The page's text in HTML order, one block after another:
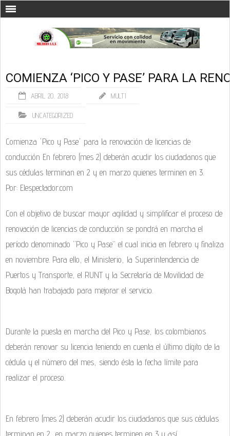
COMIENZA ‘PICO Y PASE’ PARA LA
ABRIL 20, 2018 MULTI
UNCATEGORIZED
Comienza 'Pico y Pase' para la renovación de licencias de
conducción En febrero (mes 2) deberán acudir los ciudadanos que
sus cédulas terminan en 2 y en marzo quienes terminen en 3.
Por: Elespectador.com
Con el objetivo de buscar mayor agilidad y simplificar el proceso de
renovación de licencias de conducción se pondrá en marcha el
período denominado “Pico y Pase” el cual inicia en febrero y finaliza
en noviembre. Para ello, el Ministerio, la Superintendencia de
Puertos y Transporte, el RUNT y la Secretaría de Movilidad de
Bogotá han trabajado para mejorar el servicio.
Durante la puesta en marcha del Pico y Pase, los colombianos
deberán renovar su licencia teniendo en cuenta el último dígito de la
cédula y el número del mes, siendo ésta la fecha límite para
realizar el proceso.
En febrero (mes 2) deberán acudir los ciudadanos que sus cédulas
terminan en 2, en marzo quienes terminen en 3 y así